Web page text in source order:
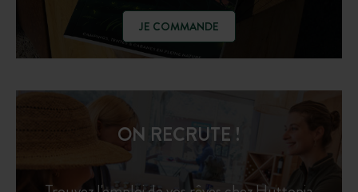
JE COMMANDE
ON RECRUTE !